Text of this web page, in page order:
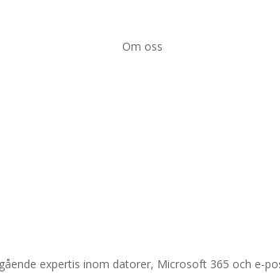
Om oss
expertis inom datorer, Microsoft 365 och e-